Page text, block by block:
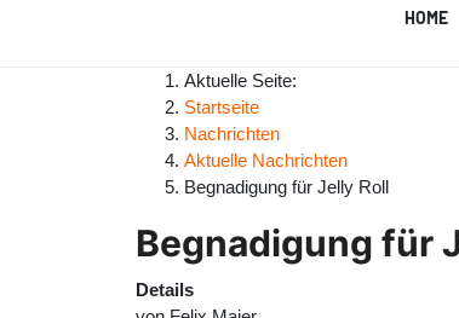
HOME
Aktuelle Seite:
Startseite
Nachrichten
Aktuelle Nachrichten
Begnadigung für Jelly Roll
Begnadigung für
Details